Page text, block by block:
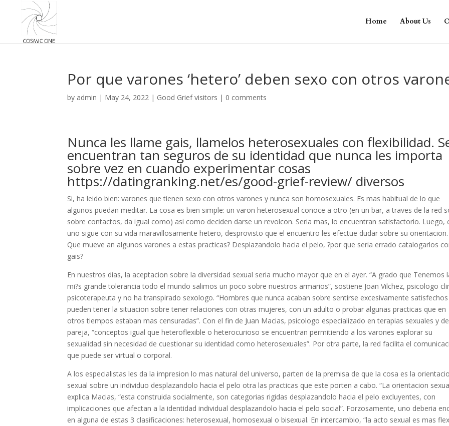
Home About Us
Por que varones ‘hetero’ deben sexo con otros
by admin | May 24, 2022 | Good Grief visitors | 0 comments
Nunca les llame gais, llamelos heterosexuales con flexibilidad.
encuentran tan seguros de su identidad que nunca les importa
sobre vez en cuando experimentar cosas
https://datingranking.net/es/good-grief-review/ diversos
Si, ha leido bien: varones que tienen sexo con otros varones y nunca son homosexuales. Es mas habitual de lo que
algunos puedan meditar. La cosa es bien simple: un varon heterosexual conoce a otro (en un bar, a traves de la red
sobre contactos, da igual como) asi­ como deciden darse un revolcon. Seri­a mas, lo encuentran satisfactorio. Luego,
uno sigue con su vida maravillosamente hetero, desprovisto que el encuentro les efectue dudar sobre su orientacion.
Que mueve an algunos varones a estas practicas? Desplazandolo hacia el pelo, ?por que seri­a errado catalogarlos
gais?
En nuestros dias, la aceptacion sobre la diversidad sexual seri­a mucho mayor que en el ayer. “A grado que Tenemos
mi?s grande tolerancia todo el mundo salimos un poco sobre nuestros armarios”, sostiene Joan Vilchez, psicologo
psicoterapeuta y no ha transpirado sexologo. “Hombres que nunca acaban sobre sentirse excesivamente satisfechos
pueden tener la situacion sobre tener relaciones con otras mujeres, con un adulto o probar algunas practicas que en
otros tiempos estaban mas censuradas”. Con el fin de Juan Macias, psicologo especializado en terapias sexuales y de
pareja, “conceptos igual que heteroflexible o heterocurioso se encuentran permitiendo a los varones explorar su
sexualidad sin necesidad de cuestionar su identidad como heterosexuales”. Por otra parte, la red facilita el
que puede ser virtual o corporal.
A los especialistas les da la impresion lo mas natural del universo, parten de la premisa de que la cosa es la
sexual sobre un individuo desplazandolo hacia el pelo otra las practicas que este porten a cabo. “La orientacion
explica Macias, “esta construida socialmente, son categorias rigidas desplazandolo hacia el pelo excluyentes, con
implicaciones que afectan a la identidad individual desplazandolo hacia el pelo social”. Forzosamente, uno deberia
en alguna de estas 3 clasificaciones: heterosexual, homosexual o bisexual. En intercambio, “la acto sexual es mas